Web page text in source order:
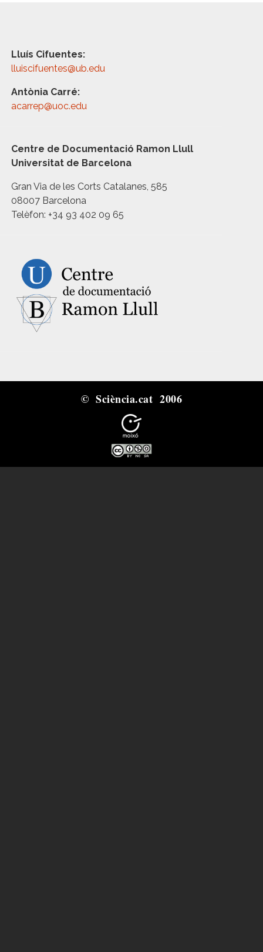
Lluís Cifuentes:
lluiscifuentes@ub.edu
Antònia Carré:
acarrep@uoc.edu
Centre de Documentació Ramon Llull
Universitat de Barcelona
Gran Via de les Corts Catalanes, 585
08007 Barcelona
Telèfon: +34 93 402 09 65
© Sciència.cat 2006